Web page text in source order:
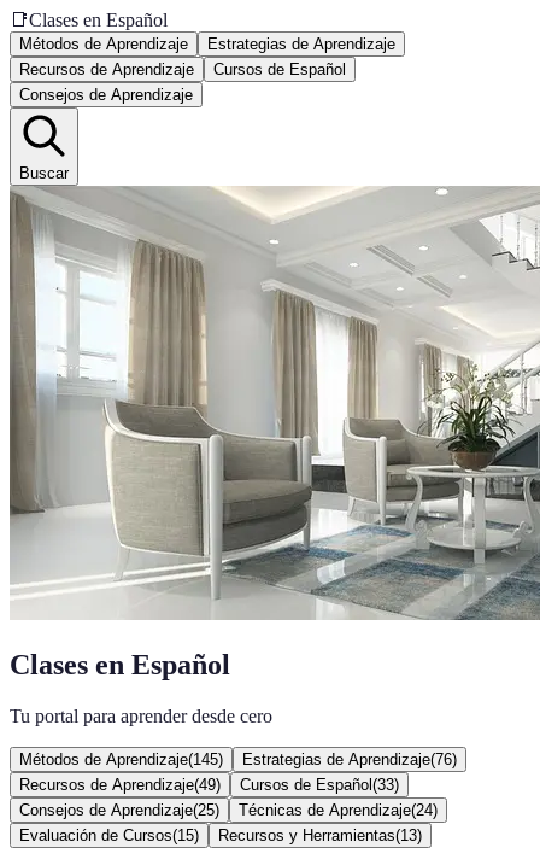
📑Clases en Español
Métodos de Aprendizaje
Estrategias de Aprendizaje
Recursos de Aprendizaje
Cursos de Español
Consejos de Aprendizaje
Buscar
Clases en Español
Tu portal para aprender desde cero
Métodos de Aprendizaje(145) Estrategias de Aprendizaje(76)
Recursos de Aprendizaje(49) Cursos de Español (33)
Consejos de Aprendizaje(25) Técnicas de Aprendizaje(24)
Evaluación de Cursos(15) Recursos y Herramientas(13)